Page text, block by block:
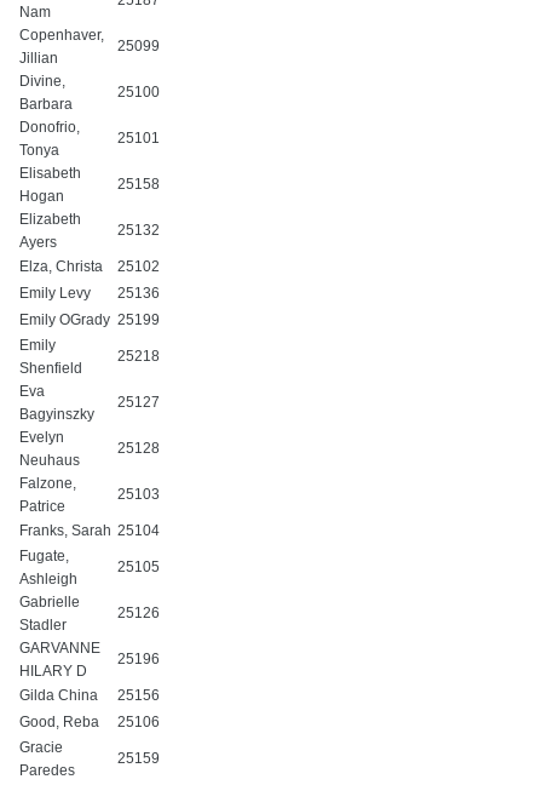
Nam
Copenhaver,
Jillian
25099
Divine,
Barbara
25100
Donofrio,
Tonya
25101
Elisabeth
Hogan
25158
Elizabeth
Ayers
25132
Elza, Christa
25102
Emily Levy
25136
Emily OGrady 25199
Emily
Shenfield
25218
Eva
Bagyinszky
25127
Evelyn
Neuhaus
25128
Falzone,
Patrice
25103
Franks, Sarah 25104
Fugate,
Ashleigh
25105
Gabrielle
Stadler
25126
GARVANNE
HILARY D
25196
Gilda China
25156
Good, Reba
25106
Gracie
Paredes
25159